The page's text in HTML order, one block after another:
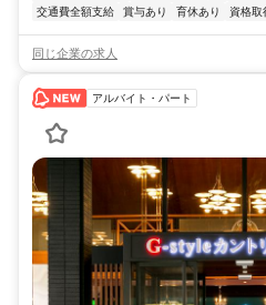
交通費全額支給
賞与あり 育休あり 資格取
同じ企業の求人
アルバイト・パート